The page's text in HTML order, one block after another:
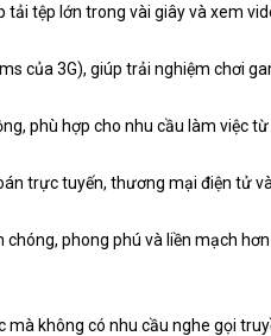
tệp lớn trong vài giây và xem
của 3G), giúp trải nghiệm chơi
phù hợp cho nhu cầu làm việc
trực tuyến, thương mại điện tử
phong phú và liền mạch
mà không có nhu cầu nghe gọi